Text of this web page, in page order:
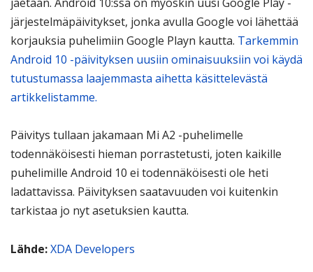
järjestelmäpäivitykset, jonka avulla Google voi lähettää
korjauksia puhelimiin Google Playn kautta. Tarkemmin
Android 10 -päivityksen uusiin ominaisuuksiin voi käydä
tutustumassa laajemmasta aihetta käsittelevästä
artikkelistamme.
Päivitys tullaan jakamaan Mi A2 -puhelimelle
todennäköisesti hieman porrastetusti, joten kaikille
puhelimille Android 10 ei todennäköisesti ole heti
ladattavissa. Päivityksen saatavuuden voi kuitenkin
tarkistaa jo nyt asetuksien kautta.
Lähde:XDA Developers